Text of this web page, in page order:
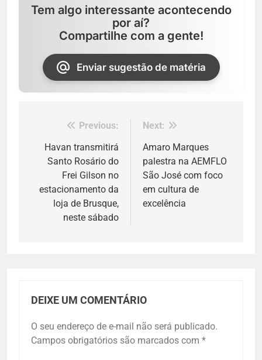
Tem algo interessante acontecendo
por aí?
Compartilhe com a gente!
Enviar sugestão de matéria
Navegação
de
Previous:
Havan transmitirá
Santo Rosário do
Frei Gilson no
estacionamento da
loja de Brusque,
neste sábado
Next:
Amaro Marques
palestra na AEMFLO
São José com foco
em cultura de
excelência
DEIXE UM COMENTÁRIO
O seu endereço de e-mail não será publicado.
Campos obrigatórios são marcados com *